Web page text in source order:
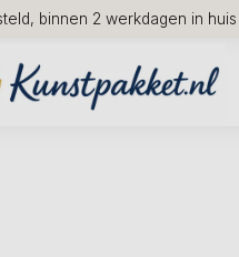
binnen 2 werkdagen in huis